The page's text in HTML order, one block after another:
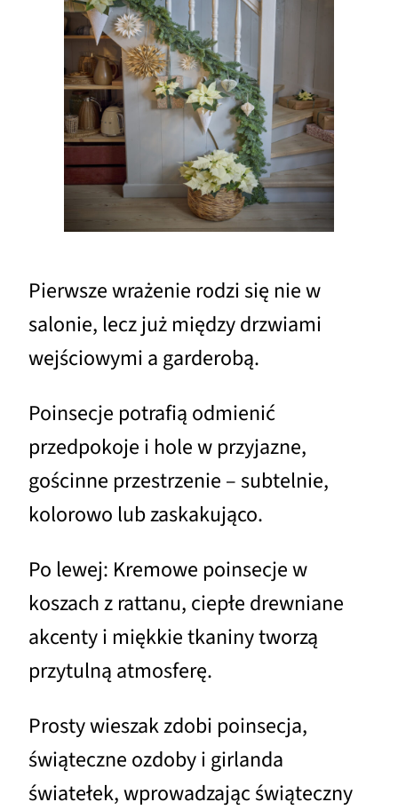
Pierwsze wrażenie rodzi się nie w
salonie, lecz już między drzwiami
wejściowymi a garderobą.
Poinsecje potrafią odmienić
przedpokoje i hole w przyjazne,
gościnne przestrzenie – subtelnie,
kolorowo lub zaskakująco.
Po lewej: Kremowe poinsecje w
koszach z rattanu, ciepłe drewniane
akcenty i miękkie tkaniny tworzą
przytulną atmosferę.
Prosty wieszak zdobi poinsecja,
świąteczne ozdoby i girlanda
światełek, wprowadzając świąteczny